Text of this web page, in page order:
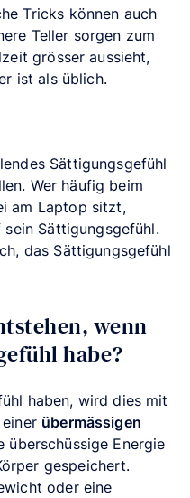
Tricks können auch
Teller sorgen zum
grösser aussieht,
ist als üblich.
Sättigungsgefühl
Wer häufig beim
am Laptop sitzt,
Sättigungsgefühl.
das Sättigungsgefühl
wenn
habe?
haben, wird dies mit
übermässigen
überschüssige Energie
gespeichert.
oder eine